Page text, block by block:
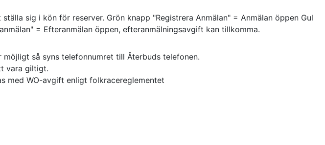
sig i kön för reserver. Grön knapp "Registrera Anmälan" = Anmälan öppen Gul
= Efteranmälan öppen, efteranmälningsavgift kan tillkomma.
så syns telefonnumret till Återbuds telefonen.
vara giltigt.
med WO-avgift enligt folkracereglementet